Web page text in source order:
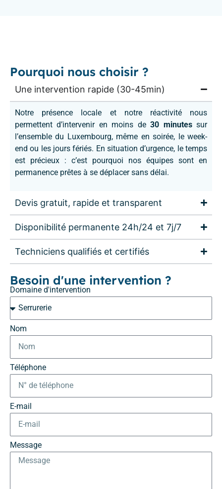
Pourquoi nous choisir ?
Une intervention rapide (30-45min)
Notre présence locale et notre réactivité nous
permettent d’intervenir en moins de30 minutessur
l’ensemble du Luxembourg, même en soirée, le week-
end ou les jours fériés. En situation d’urgence, le temps
est précieux : c’est pourquoi nos équipes sont en
permanence prêtes à se déplacer sans délai.
Devis gratuit, rapide et transparent
Disponibilité permanente 24h/24 et 7j/7
Techniciens qualifiés et certifiés
Besoin d'une intervention ?
Domaine d'intervention
Nom
Téléphone
E-mail
Message